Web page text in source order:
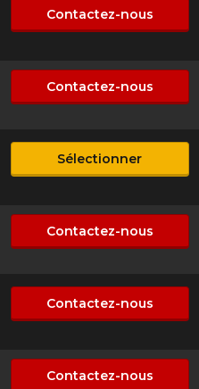
Contactez-nous
Contactez-nous
Sélectionner
Contactez-nous
Contactez-nous
Contactez-nous